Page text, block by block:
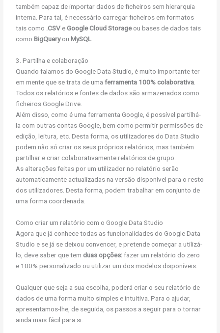
também capaz de importar dados de ficheiros sem hierarquia
interna. Para tal, é necessário carregar ficheiros em formatos
tais como .CSV eGoogle Cloud Storageou bases de dados tais
comoBigQueryou MySQL
3. Partilha e colaboração
Quando falamos do Google Data Studio, é muito importante ter
em mente que se trata de uma ferramenta 100% colaborativa
Todos os relatórios e fontes de dados são armazenados como
ficheiros Google Drive.
Além disso, como é uma ferramenta Google, é possível partilhá-
la com outras contas Google, bem como permitir permissões de
edição, leitura, etc. Desta forma, os utilizadores do Data Studio
podem não só criar os seus próprios relatórios, mas também
partilhar e criar colaborativamente relatórios de grupo.
As alterações feitas por um utilizador no relatório serão
automaticamente actualizadas na versão disponível para o resto
dos utilizadores. Desta forma, podem trabalhar em conjunto de
uma forma coordenada.
Como criar um relatório com o Google Data Studio
Agora que já conhece todas as funcionalidades do Google Data
Studio e se já se deixou convencer, e pretende começar a utilizá-
lo, deve saber que tem duas opções:fazer um relatório do zero
e 100% personalizado ou utilizar um dos modelos disponíveis.
Qualquer que seja a sua escolha, poderá criar o seu relatório de
dados de uma forma muito simples e intuitiva. Para o ajudar,
apresentamos-lhe, de seguida, os passos a seguir para o tornar
ainda mais fácil para si.